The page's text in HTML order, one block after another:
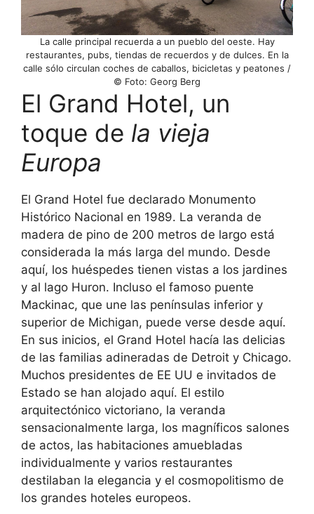
La calle principal recuerda a un pueblo del oeste. Hay
restaurantes, pubs, tiendas de recuerdos y de dulces. En la
calle sólo circulan coches de caballos, bicicletas y peatones /
© Foto: Georg Berg
El Grand Hotel, un
toque de la vieja
Europa
El Grand Hotel fue declarado Monumento
Histórico Nacional en 1989. La veranda de
madera de pino de 200 metros de largo está
considerada la más larga del mundo. Desde
aquí, los huéspedes tienen vistas a los jardines
y al lago Huron. Incluso el famoso puente
Mackinac, que une las penínsulas inferior y
superior de Michigan, puede verse desde aquí.
En sus inicios, el Grand Hotel hacía las delicias
de las familias adineradas de Detroit y Chicago.
Muchos presidentes de EE UU e invitados de
Estado se han alojado aquí. El estilo
arquitectónico victoriano, la veranda
sensacionalmente larga, los magníficos salones
de actos, las habitaciones amuebladas
individualmente y varios restaurantes
destilaban la elegancia y el cosmopolitismo de
los grandes hoteles europeos.